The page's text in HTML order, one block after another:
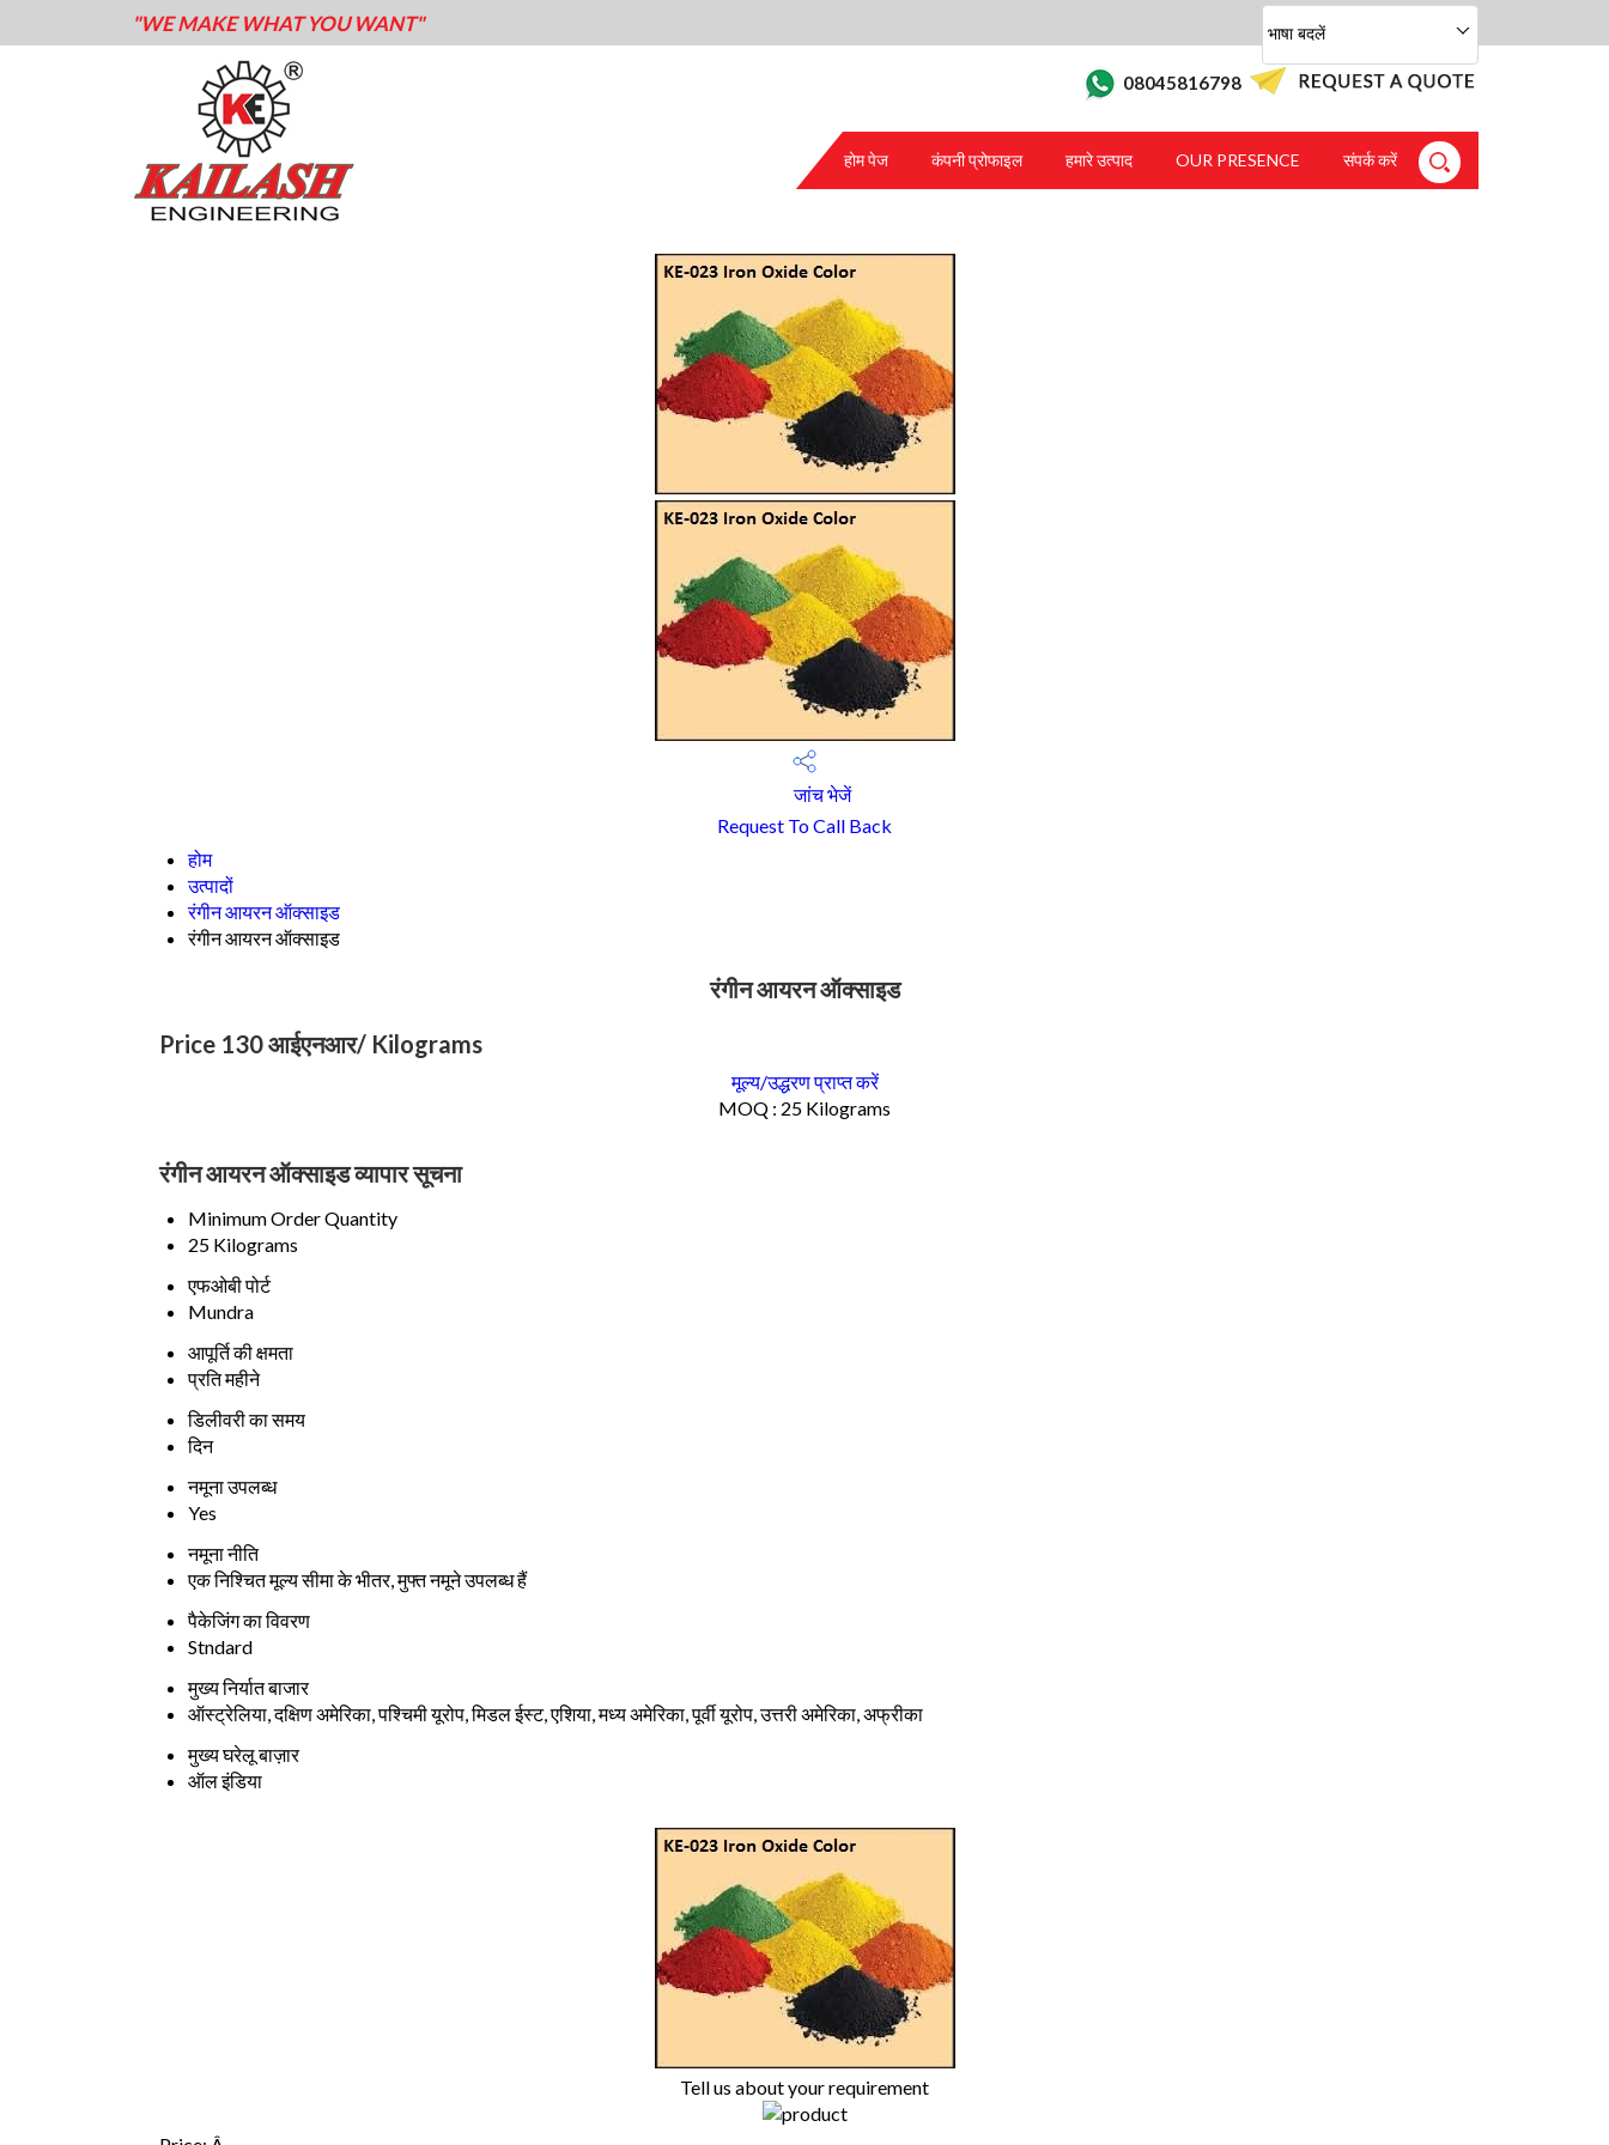
"WE MAKE WHAT YOU WANT" भाषा बदलें
08045816798
होम पेज कंपनी प्रोफाइल हमारे उत्पाद OUR PRESENCE संपर्क करें
जांच भेजें
Request To Call Back
होम
उत्पादों
रंगीन आयरन ऑक्साइड
रंगीन आयरन ऑक्साइड
रंगीन आयरन ऑक्साइड
Price 130 आईएनआर/ Kilograms
मूल्य/उद्धरण प्राप्त करें
MOQ : 25 Kilograms
रंगीन आयरन ऑक्साइड व्यापार सूचना
Minimum Order Quantity
25 Kilograms
एफओबी पोर्ट
Mundra
आपूर्ति की क्षमता
प्रति महीने
डिलीवरी का समय
दिन
नमूना उपलब्ध
Yes
नमूना नीति
एक निश्चित मूल्य सीमा के भीतर, मुफ्त नमूने उपलब्ध हैं
पैकेजिंग का विवरण
Stndard
मुख्य निर्यात बाजार
ऑस्ट्रेलिया, दक्षिण अमेरिका, पश्चिमी यूरोप, मिडल ईस्ट, एशिया, मध्य अमेरिका, पूर्वी यूरोप, उत्तरी अमेरिका, अफ्रीका
मुख्य घरेलू बाज़ार
ऑल इंडिया
Tell us about your requirement